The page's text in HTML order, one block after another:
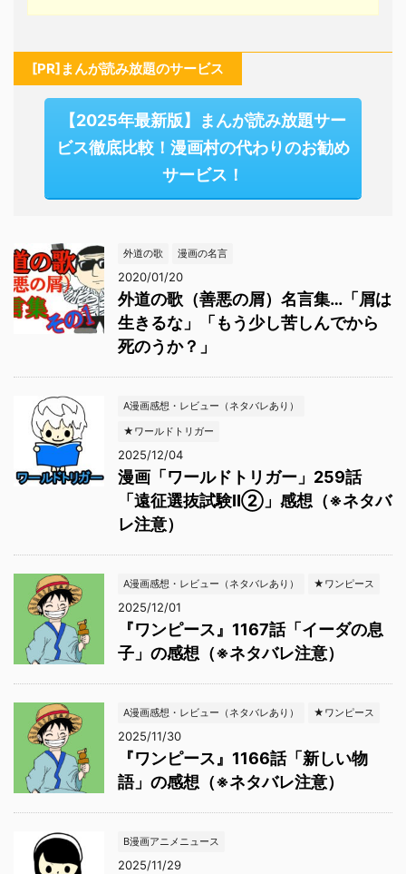
[PR]まんが読み放題のサービス
【2025年最新版】まんが読み放題サー
ビス徹底比較！漫画村の代わりのお勧め
サービス！
外道の歌 漫画の名言
2020/01/20
外道の歌（善悪の屑）名言集…「屑は
生きるな」「もう少し苦しんでから
死のうか？」
A漫画感想・レビュー（ネタバレあり）
★ワールドトリガー
2025/12/04
漫画「ワールドトリガー」259話
「遠征選抜試験Ⅱ②」感想（※ネタバ
レ注意）
A漫画感想・レビュー（ネタバレあり） ★ワンピース
2025/12/01
『ワンピース』1167話「イーダの息
子」の感想（※ネタバレ注意）
A漫画感想・レビュー（ネタバレあり） ★ワンピース
2025/11/30
『ワンピース』1166話「新しい物
語」の感想（※ネタバレ注意）
B漫画アニメニュース
2025/11/29